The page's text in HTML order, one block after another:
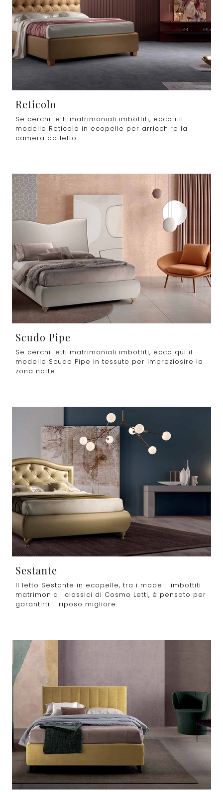
Reticolo
Se cerchi letti matrimoniali imbottiti, eccoti il
modello Reticolo in ecopelle per arricchire la
camera da letto.
Scudo Pipe
Se cerchi letti matrimoniali imbottiti, ecco qui il
modello Scudo Pipe in tessuto per impreziosire la
zona notte.
Sestante
Il letto Sestante in ecopelle, tra i modelli imbottiti
matrimoniali classici di Cosmo Letti, è pensato per
garantirti il riposo migliore.